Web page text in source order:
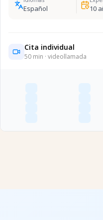
Español 10
Cita individual
50 min · videollamada